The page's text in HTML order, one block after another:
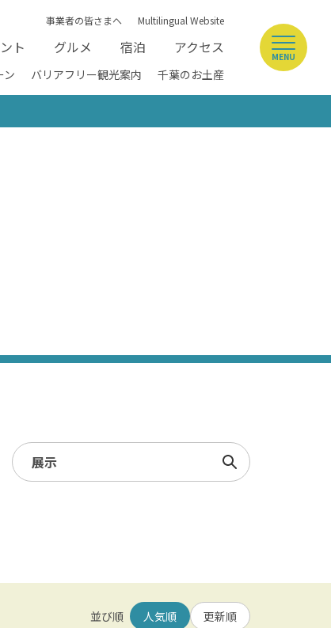
事業者の皆さまへ Multilingual Website
ト グルメ 宿泊 アクセス
ン バリアフリー観光案内 千葉のお土産
MENU
検索
並び順 人気順 更新順